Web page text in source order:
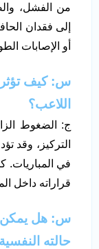
من الفشل،
إلى فقدان
أو الإصابات
س: كيف تؤثر
اللاعب؟
ج: الضغوط
التركيز، وقد
في المباريات.
قراراته داخل
س: هل يمكن
حالته